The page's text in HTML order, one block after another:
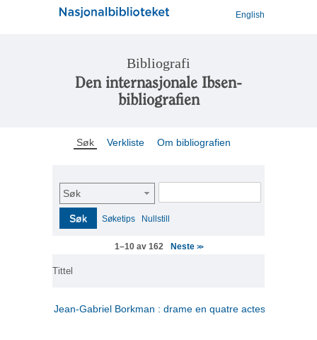
English
Bibliografi
Den internasjonale Ibsen-
bibliografien
Søk Verkliste Om bibliografien
Søk
Søk Søketips Nullstill
1–10 av 162 Neste >>
Tittel
Jean-Gabriel Borkman : drame en quatre actes